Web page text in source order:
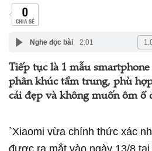
0
CHIA SẺ
Nghe đọc bài 2:01
Tiếp tục là 1 mẫu smartphone
phân khúc tầm trung, phù
cái đẹp và không muốn ôm ổ
`Xiaomi vừa chính thức xác
được ra mắt vào ngày 13/8